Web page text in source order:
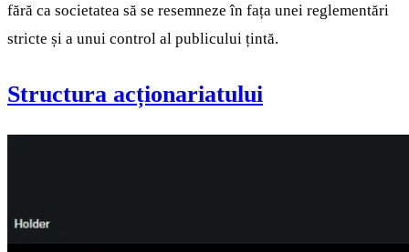
fără ca societatea să se resemneze în fața unei reglementări
stricte și a unui control al publicului țintă.
Structura acționariatului